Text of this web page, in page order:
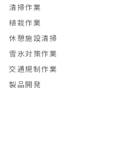
清掃作業
植栽作業
休憩施設清掃
雪氷対策作業
交通規制作業
製品開発